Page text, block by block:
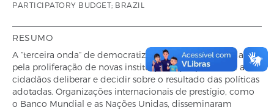
PARTICIPATORY BUDGET; BRAZIL
RESUMO
A “terceira onda“ de democratização foi acompanhada
pela proliferação de novas instituições, que permitem aos
cidadãos deliberar e decidir sobre o resultado das políticas
adotadas. Organizações internacionais de prestígio, como
o Banco Mundial e as Nações Unidas, disseminaram